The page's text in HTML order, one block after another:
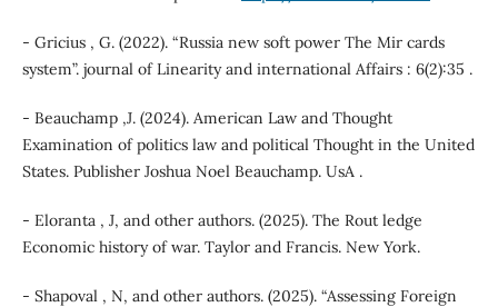
- Gricius , G. (2022). “Russia new soft power The Mir cards
system”. journal of Linearity and international Affairs : 6(2):35 .
- Beauchamp ,J. (2024). American Law and Thought
Examination of politics law and political Thought in the United
States. Publisher Joshua Noel Beauchamp. UsA .
- Eloranta , J, and other authors. (2025). The Rout ledge
Economic history of war. Taylor and Francis. New York.
- Shapoval , N, and other authors. (2025). “Assessing Foreign